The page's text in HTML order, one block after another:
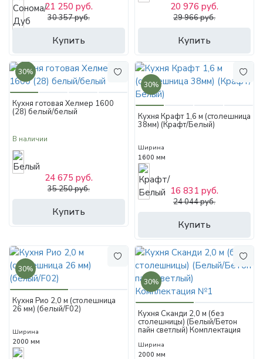
Купить
21 250 руб.
30 357 руб.
Купить
20 976 руб.
29 966 руб.
30%
Кухня готовая Хелмер 1600
(28) белый/белый
В наличии
Купить
24 675 руб.
35 250 руб.
30%
Кухня Крафт 1,6 м (столешница
38мм) (Крафт/Белый)
Ширина
1600 мм
Купить
16 831 руб.
24 044 руб.
30%
Кухня Рио 2,0 м (столешница
26 мм) (белый/F02)
Ширина
2000 мм
30%
Кухня Сканди 2,0 м (без
столешницы) (Белый/Бетон
пайн светлый) Комплектация
Ширина
2000 мм